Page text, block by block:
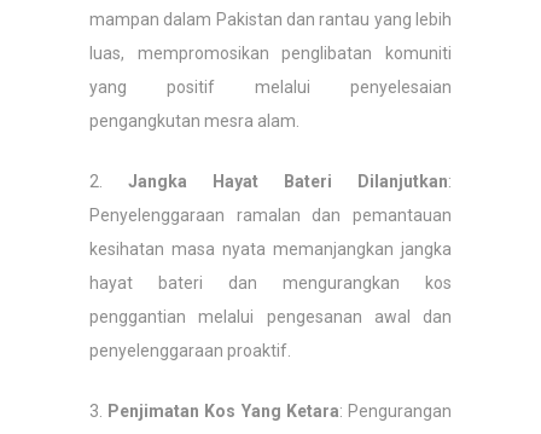
mampan dalam Pakistan dan rantau yang lebih
luas, mempromosikan penglibatan komuniti
yang positif melalui penyelesaian
pengangkutan mesra alam.
2. Jangka Hayat Bateri Dilanjutkan:
Penyelenggaraan ramalan dan pemantauan
kesihatan masa nyata memanjangkan jangka
hayat bateri dan mengurangkan kos
penggantian melalui pengesanan awal dan
penyelenggaraan proaktif.
3. Penjimatan Kos Yang Ketara: Pengurangan